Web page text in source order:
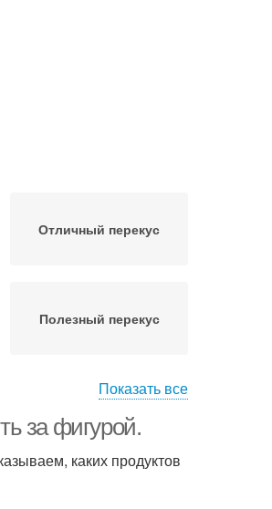
Отличный перекус
Полезный перекус
Показать все
за фигурой.
каких продуктов